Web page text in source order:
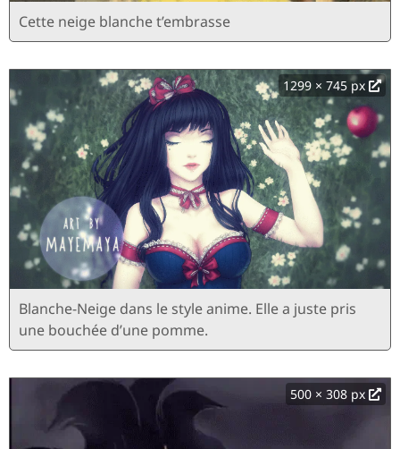
Cette neige blanche t’embrasse
1299 × 745 px
Blanche-Neige dans le style anime. Elle a juste pris
une bouchée d’une pomme.
500 × 308 px